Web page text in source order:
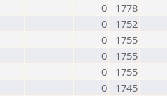
0
1778
0
1752
0
1755
0
1755
0
1755
0
1745